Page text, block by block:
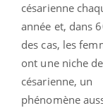
césarienne
année et, dans
des cas, les
ont une niche de
césarienne, un
phénomène